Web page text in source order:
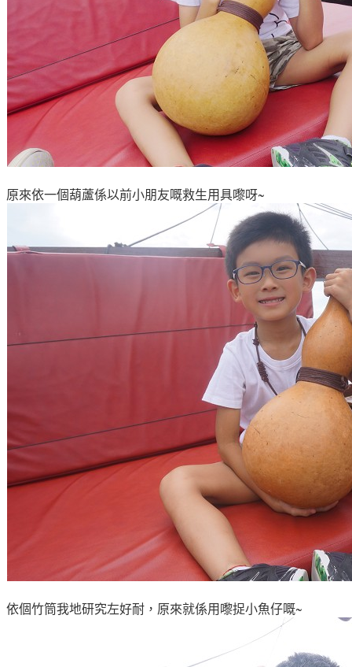
原來依一個葫蘆係以前小朋友嘅救生用具嚟呀~
依個竹筒我地研究左好耐 ，原來就係用嚟捉小魚仔嘅~